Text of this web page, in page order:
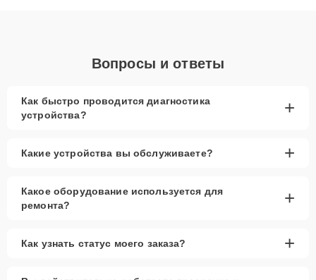
Вопросы и ответы
Как быстро проводится диагностика
устройства?
+
Какие устройства вы обслуживаете? +
Какое оборудование используется для
ремонта?
+
Как узнать статус моего заказа? +